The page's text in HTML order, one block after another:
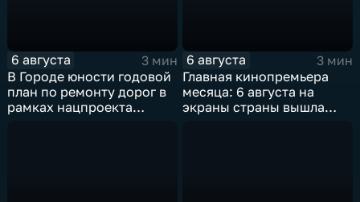
6 августа
3 мин
В Городе юности годовой
план по ремонту дорог в
рамках нацпроекта
6 августа
3 мин
Главная кинопремьера
месяца: 6 августа на
экраны страны вышла